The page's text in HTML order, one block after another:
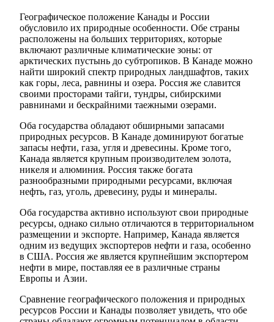
Географическое положение Канады и России
обусловило их природные особенности. Обе страны
расположены на больших территориях, которые
включают различные климатические зоны: от
арктических пустынь до субтропиков. В Канаде можно
найти широкий спектр природных ландшафтов, таких
как горы, леса, равнины и озера. Россия же славится
своими просторами тайги, тундры, сибирскими
равнинами и бескрайними таежными озерами.
Оба государства обладают обширными запасами
природных ресурсов. В Канаде доминируют богатые
запасы нефти, газа, угля и древесины. Кроме того,
Канада является крупным производителем золота,
никеля и алюминия. Россия также богата
разнообразными природными ресурсами, включая
нефть, газ, уголь, древесину, руды и минералы.
Оба государства активно используют свои природные
ресурсы, однако сильно отличаются в территориальном
размещении и экспорте. Например, Канада является
одним из ведущих экспортеров нефти и газа, особенно
в США. Россия же является крупнейшим экспортером
нефти в мире, поставляя ее в различные страны
Европы и Азии.
Сравнение географического положения и природных
ресурсов России и Канады позволяет увидеть, что обе